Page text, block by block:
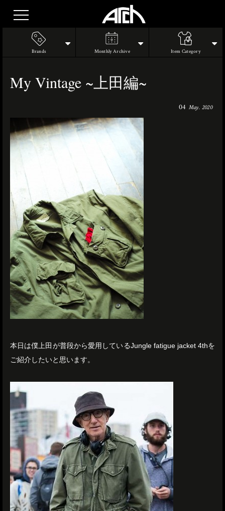
Brands Monthly Archive Item Category
My Vintage ~上田編~
04 May. 2020
本日は僕上田が普段から愛用しているJungle fatigue jacket 4thを
ご紹介したいと思います。